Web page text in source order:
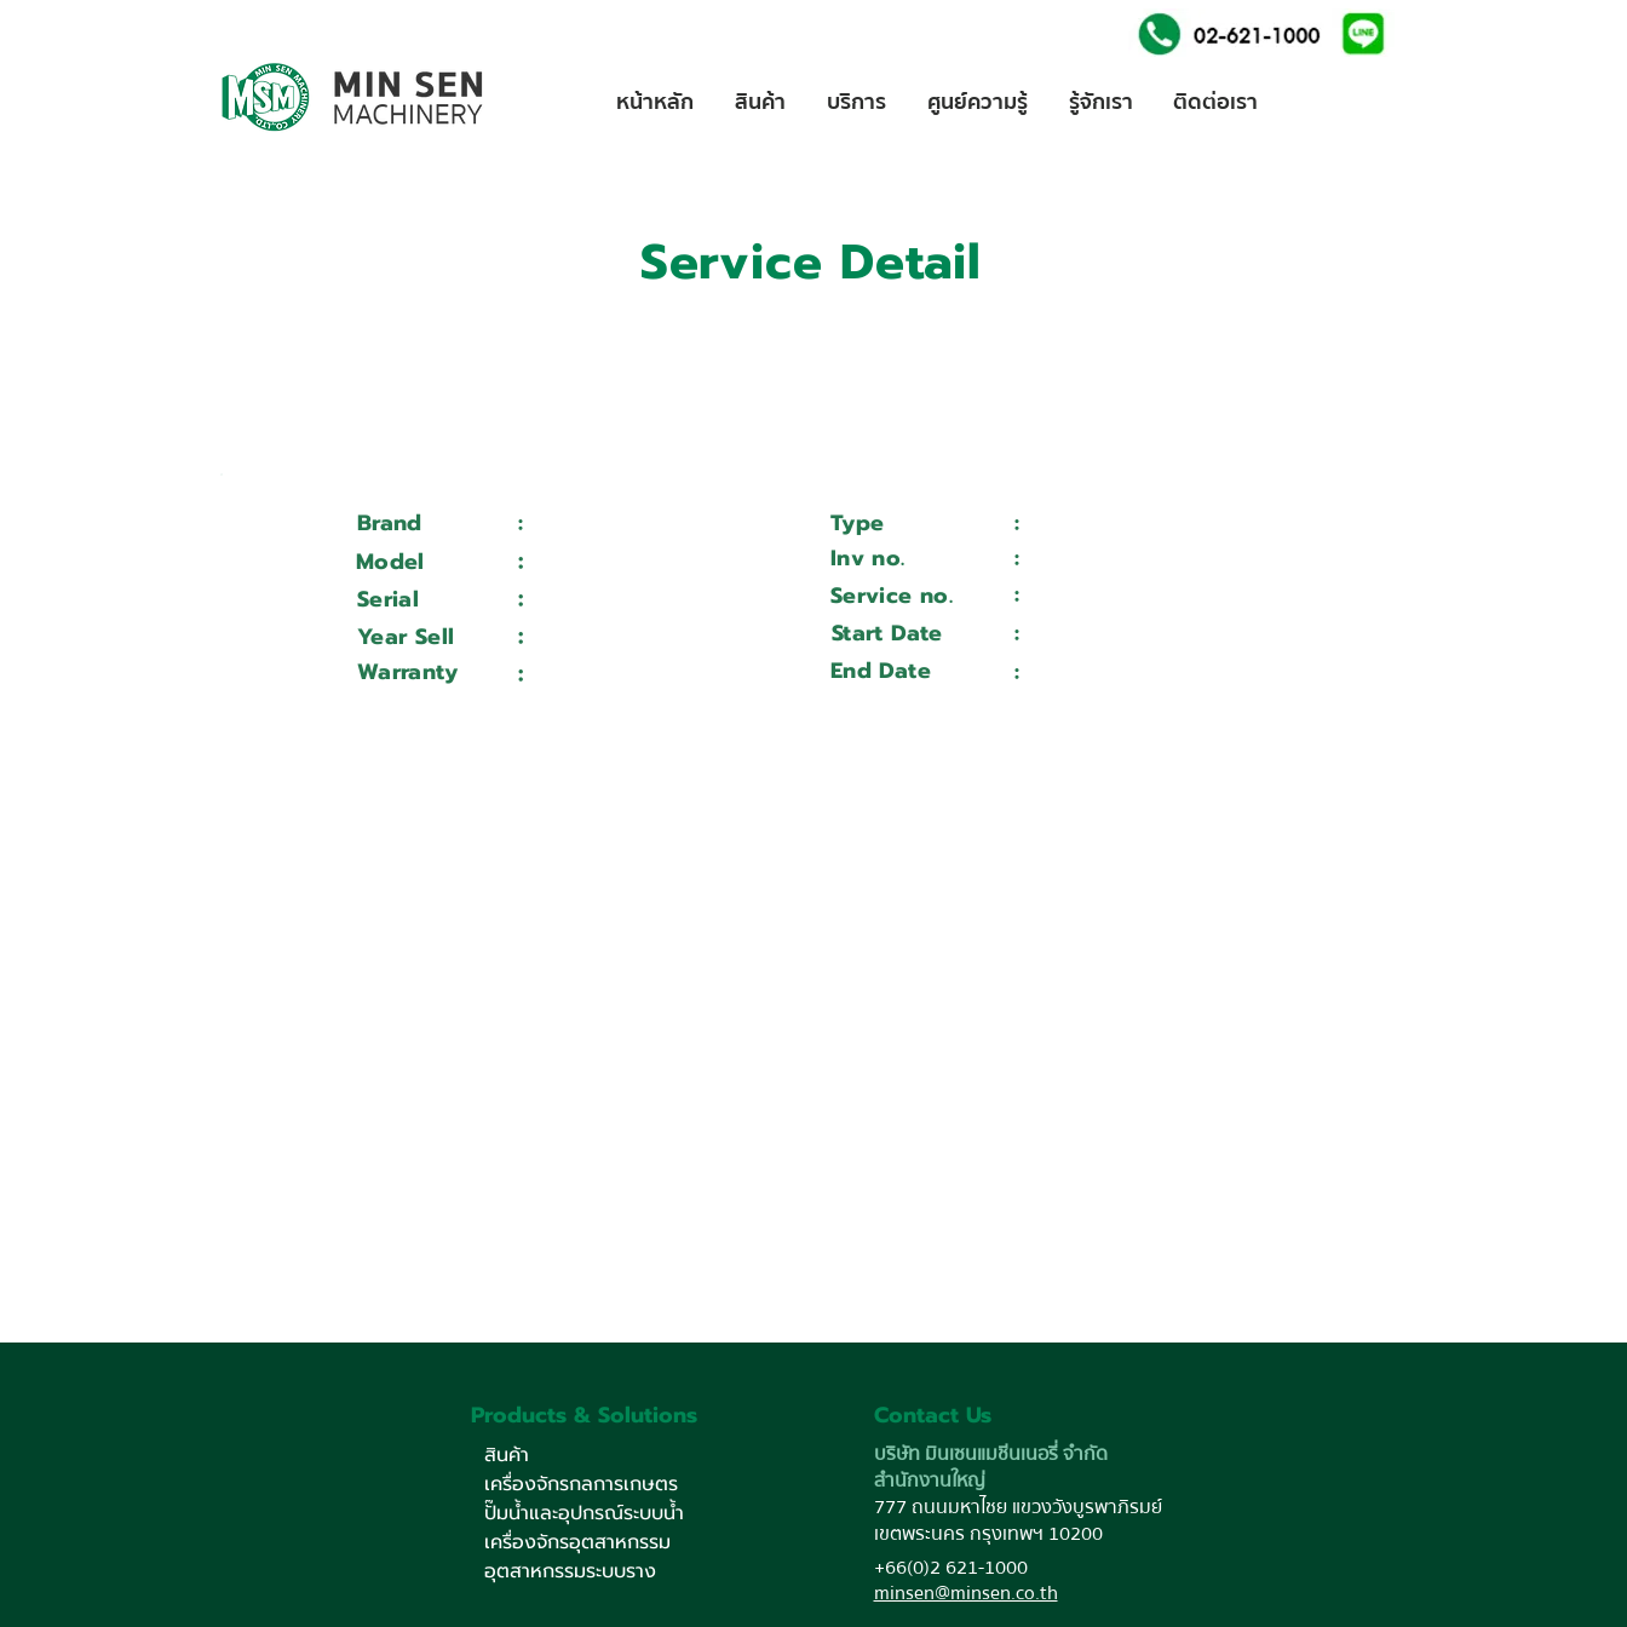
หน้าหลัก สินค้า บริการ ศูนย์ความรู้ รู้จักเรา ติดต่อเรา
Service Detail
Brand : Type :
Model
: Inv no. :
Serial
: Service no. :
Year Sell
: Start Date :
Warranty
: End Date :
Products & Solutions
สินค้า
เครื่องจักรกลการเกษตร
ปั๊มน้ำและอุปกรณ์ระบบน้ำ
เครื่องจักรอุตสาหกรรม
อุตสาหกรรมระบบราง
Contact Us
บริษัท มินเซนแมชีนเนอรี่ จำกัด
สำนักงานใหญ่
777 ถนนมหาไชย แขวงวังบูรพาภิรมย์
เขตพระนคร กรุงเทพฯ 10200
+66(0)2 621-1000
minsen@minsen.co.th